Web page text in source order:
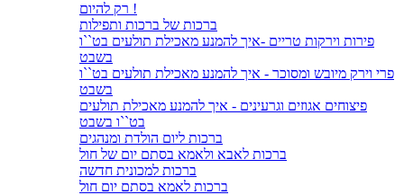
רק להיום !
ברכות של ברכות ותפילות
פירות וירקות טריים -איך להמנע מאכילת תולעים בט``ו
בשבט
פרי וירק מיובש ומסוכר - איך להמנע מאכילת תולעים בט``ו
בשבט
פיצוחים אגוזים וגרעינים - איך להמנע מאכילת תולעים
בט``ו בשבט
ברכות ליום הולדת ומנהגים
ברכות לאבא ולאמא בסתם יום של חול
ברכות למכונית חדשה
ברכות לאמא בסתם יום חול